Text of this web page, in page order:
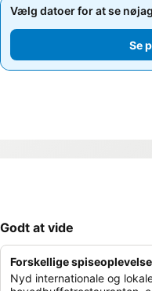
Vælg datoer for at se
Vælg datoer for at se
Se
Godt at vide
Forskellige
Nyd internationale og